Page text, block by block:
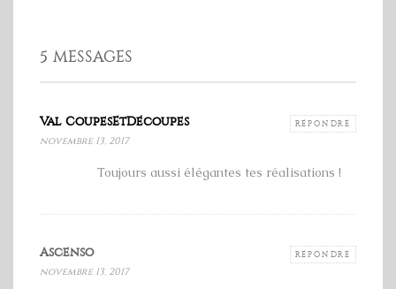
5 MESSAGES
Val CoupesEtDécoupes RÉPONDRE
novembre 13, 2017
Toujours aussi élégantes tes réalisations !
Ascenso RÉPONDRE
novembre 13, 2017